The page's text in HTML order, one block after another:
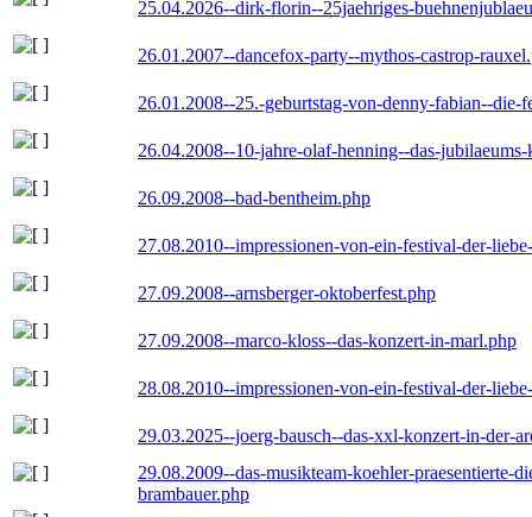
25.04.2026--dirk-florin--25jaehriges-
26.01.2007--dancefox-party--mythos-castrop-
26.01.2008--25.-geburtstag-von-denny-fabian--die-
26.04.2008--10-jahre-olaf-henning--das-
26.09.2008--bad-bentheim.php
27.08.2010--impressionen-von-ein-festival-der-
27.09.2008--arnsberger-oktoberfest.php
27.09.2008--marco-kloss--das-konzert-in-marl.php
28.08.2010--impressionen-von-ein-festival-der-
29.03.2025--joerg-bausch--das-xxl-konzert-in-der-
29.08.2009--das-musikteam-koehler-praesentierte-
brambauer.php